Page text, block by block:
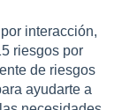
interacción,
riesgos por
de riesgos
ayudarte a